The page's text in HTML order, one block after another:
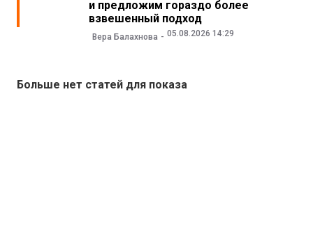
и предложим гораздо более
взвешенный подход
Вера Балахнова 05.08.2026 14:29
Больше нет статей для показа